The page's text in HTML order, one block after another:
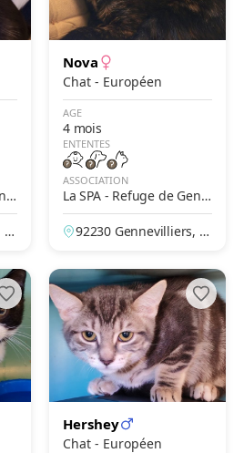
H
Nova
Chat - Européen
AGE
4 mois
ENTENTES
ASSOCIATION
La SPA - Refuge de Genn
evilliers – Grammont
92230 Gennevilliers, H
Hershey
Chat - Européen